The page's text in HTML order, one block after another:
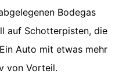
Bodegas
auf Schotterpisten, die
Auto mit etwas mehr
von Vorteil.